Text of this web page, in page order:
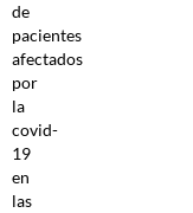
de
pacientes
afectados
por
la
covid-
19
en
las